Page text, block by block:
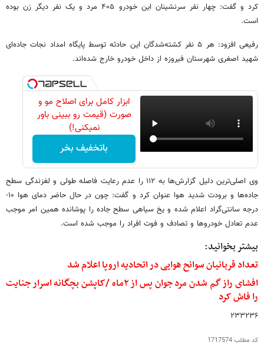
کرد و گفت: چهار نفر سرنشینان این خودرو ۴۰۵ مرد و یک نفر دیگر زن بوده
است.
رفیعی افزود: هر ۵ نفر کشته‌شدگان این حادثه توسط پایگاه امداد نجات جاده‌ای
شهید اصغری شهرستان فیروزه از داخل خودرو خارج شده‌اند.
ابزار کامل برای اصلاح مو و
صورت (قیمت رو ببینی باور
نمیکنی!)
باتخفیف بخر
وی اصلی‌ترین دلیل گزارش‌ها به ۱۱۲ را عدم رعایت فاصله طولی و لغزندگی سطح
جاده‌ها و برودت شدید هوا عنوان کرد و گفت: چون در حال حاضر دمای هوا ۱۰-
درجه سانتی‌گراد اعلام شده و یخ سیاهی سطح جاده را پوشانده همین امر موجب
عدم تعادل خودروها و تصادف و فوت افراد را موجب شده است.
بیشتر بخوانید:
تعداد قربانیان سوانح هوایی در اتحادیه اروپا اعلام شد
افشای راز گم شدن مرد جوان پس از ۲ماه /کاپشن بچگانه اسرار جنایت
را فاش کرد
۲۳۳۲۳۶
کد مطلب1717574